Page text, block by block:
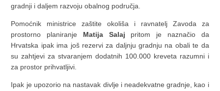
gradnji i daljem razvoju obalnog područja.
Pomoćnik ministrice zaštite okoliša i ravnatelj Zavoda za
prostorno planiranje Matija Salaj pritom je naznačio da
Hrvatska ipak ima još rezervi za daljnju gradnju na obali te da
su zahtjevi za stvaranjem dodatnih 100.000 kreveta razumni i
za prostor prihvatljivi.
Ipak je upozorio na nastavak divlje i neadekvatne gradnje, kao i